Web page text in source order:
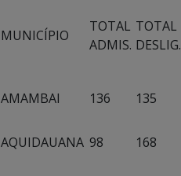
MUNICÍPIO
TOTAL
ADMIS.
TOTAL
DESLIG.
AMAMBAI 136 135
AQUIDAUANA 98 168